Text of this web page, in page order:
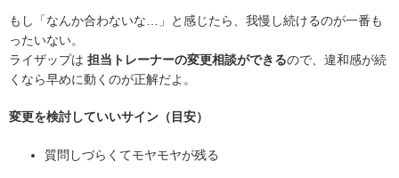
もし「なんか合わないな…」と感じたら、我慢し続けるのが一番も
ったいない。
ライザップは 担当トレーナーの変更相談ができるので、違和感が続
くなら早めに動くのが正解だよ。
変更を検討していいサイン（目安）
質問しづらくてモヤモヤが残る